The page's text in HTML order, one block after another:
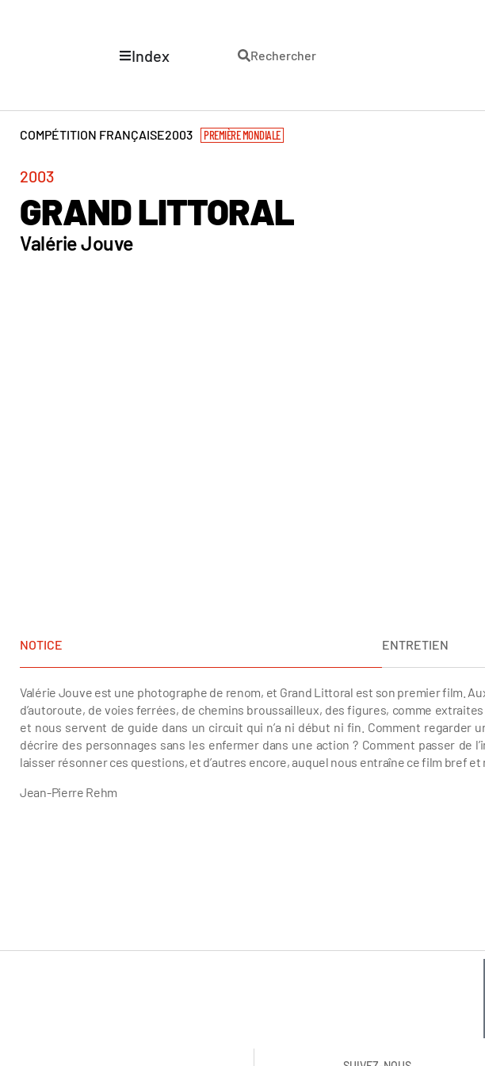
Rechercher
Index
COMPÉTITION FRANÇAISE2003 PREMIÈRE MONDIALE
2003
GRAND LITTORAL
Valérie Jouve
NOTICE ENTRETIEN
Valérie Jouve est une photographe de renom, et Grand Littoral est son premier film.
d’autoroute, de voies ferrées, de chemins broussailleux, des figures, comme
et nous servent de guide dans un circuit qui n’a ni début ni fin. Comment regarder
décrire des personnages sans les enfermer dans une action ? Comment passer de
laisser résonner ces questions, et d’autres encore, auquel nous entraîne ce film bref et
Jean-Pierre Rehm